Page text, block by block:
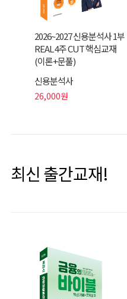
2026~2027 신용분석사 1부
REAL 4주 CUT 핵심교재
(이론+문풀)
신용분석사
26,000원
최신 출간교재!